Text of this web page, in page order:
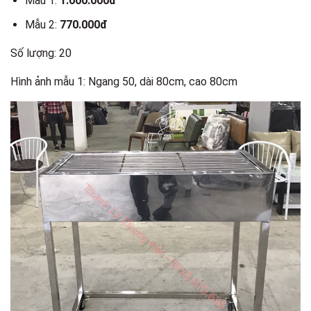
Mẫu 2: 770.000đ
Số lượng: 20
Hình ảnh mẫu 1: Ngang 50, dài 80cm, cao 80cm